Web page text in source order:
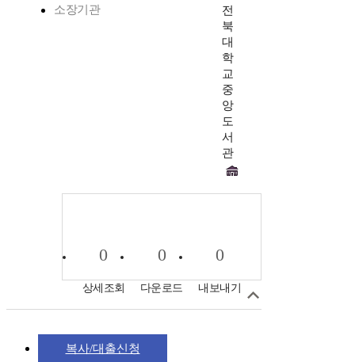
소장기관
전
북
대
학
교
중
앙
도
서
관
0
상세조회
0
다운로드
0
내보내기
복사/대출신청